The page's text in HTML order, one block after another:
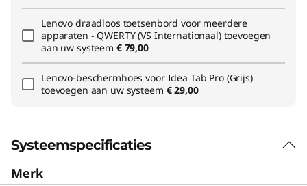
Lenovo draadloos toetsenbord voor meerdere
apparaten - QWERTY (VS Internationaal)toevoegen
aan uw systeem € 79,00
Lenovo-beschermhoes voor Idea Tab Pro (Grijs)
toevoegen aan uw systeem € 29,00
Systeemspecificaties
Merk